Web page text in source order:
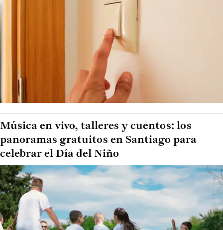
Música en vivo, talleres y cuentos: los
panoramas gratuitos en Santiago para
celebrar el Día del Niño